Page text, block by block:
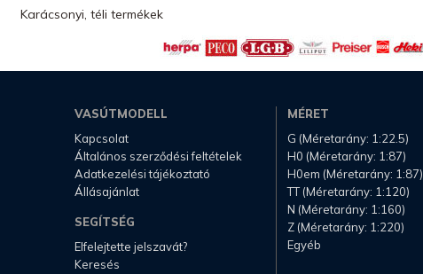
Karácsonyi, téli termékek
VASÚTMODELL
Kapcsolat
Általános szerződési feltételek
Adatkezelési tájékoztató
Állásajánlat
SEGÍTSÉG
Elfelejtette jelszavát?
Keresés
MÉRET
G (Méretarány: 1:22.5)
H0 (Méretarány: 1:87)
H0em (Méretarány: 1:87)
TT (Méretarány: 1:120)
N (Méretarány: 1:160)
Z (Méretarány: 1:220)
Egyéb